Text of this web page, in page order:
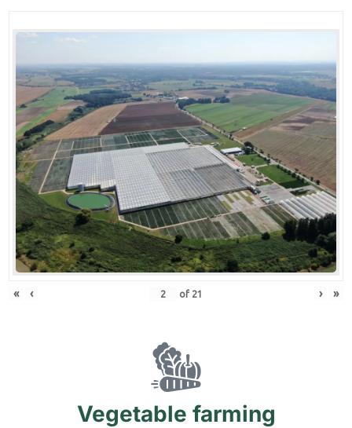
« ‹ of 21 › »
Vegetable farming